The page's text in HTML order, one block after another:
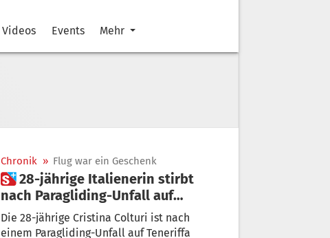
Videos Events Mehr
Chronik » Flug war ein Geschenk
 28-jährige Italienerin stirbt
nach Paragliding-Unfall auf
Teneriffa
Die 28-jährige Cristina Colturi ist nach
einem Paragliding-Unfall auf Teneriffa